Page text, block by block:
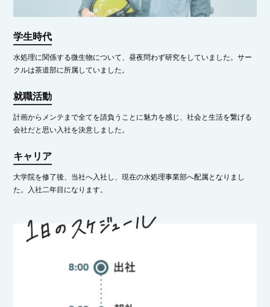
学生時代
水処理に関係する微生物について、昼夜問わず研究をしていました。サー
クルは茶道部に所属していました。
就職活動
計画からメンテまで全てを請負うことに魅力を感じ、社会と生活を繋げる
会社だと思い入社を決意しました。
キャリア
大学院を修了後、当社へ入社し、現在の水処理事業部へ配属となりまし
た。入社二年目になります。